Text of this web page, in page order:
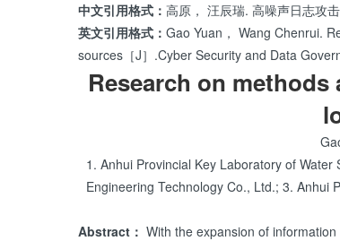
中文引用格式： 高原， 汪辰瑞. 高噪声日志攻
英文引用格式： Gao Yuan， Wang Chenrui.
sources［J］.Cyber Security and Data
Research on
1. Anhui Provincial Key Laboratory of
Engineering Technology Co., Ltd.; 3. Anhui
Abstract： With the expansion of